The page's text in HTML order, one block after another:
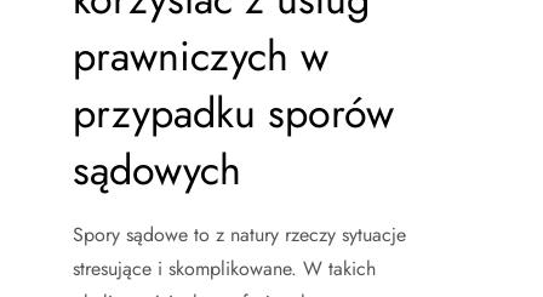
prawniczych w
przypadku sporów
sądowych
Spory sądowe to z natury rzeczy sytuacje
stresujące i skomplikowane. W takich